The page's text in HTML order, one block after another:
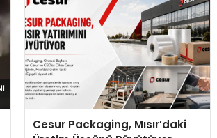
Cesur Packaging, Mısır’daki